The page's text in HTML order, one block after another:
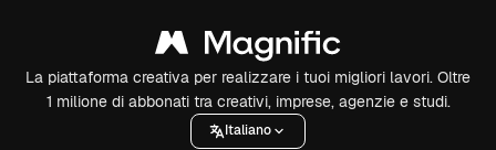
La piattaforma creativa per realizzare i tuoi migliori lavori. Oltre
1 milione di abbonati tra creativi, imprese, agenzie e studi.
Italiano